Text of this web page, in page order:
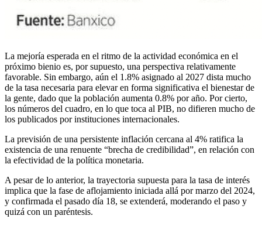
La mejoría esperada en el ritmo de la actividad económica en el
próximo bienio es, por supuesto, una perspectiva relativamente
favorable. Sin embargo, aún el 1.8% asignado al 2027 dista mucho
de la tasa necesaria para elevar en forma significativa el bienestar de
la gente, dado que la población aumenta 0.8% por año. Por cierto,
los números del cuadro, en lo que toca al PIB, no difieren mucho de
los publicados por instituciones internacionales.
La previsión de una persistente inflación cercana al 4% ratifica la
existencia de una renuente “brecha de credibilidad”, en relación con
la efectividad de la política monetaria.
A pesar de lo anterior, la trayectoria supuesta para la tasa de interés
implica que la fase de aflojamiento iniciada allá por marzo del 2024,
y confirmada el pasado día 18, se extenderá, moderando el paso y
quizá con un paréntesis.